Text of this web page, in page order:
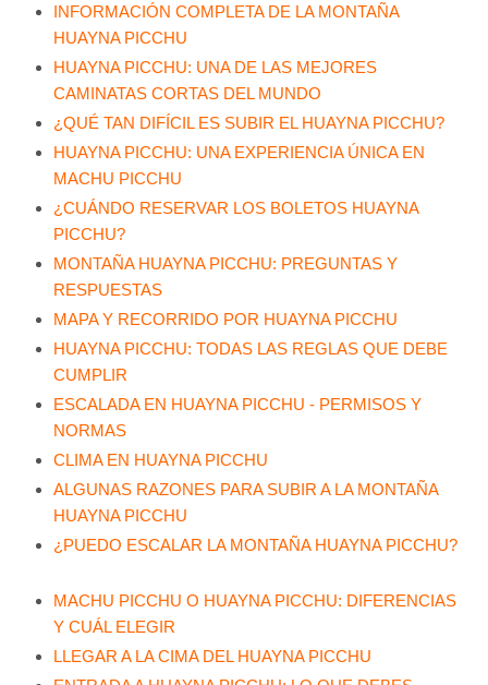
INFORMACIÓN COMPLETA DE LA MONTAÑA
HUAYNA PICCHU
HUAYNA PICCHU: UNA DE LAS MEJORES
CAMINATAS CORTAS DEL MUNDO
¿QUÉ TAN DIFÍCIL ES SUBIR EL HUAYNA PICCHU?
HUAYNA PICCHU: UNA EXPERIENCIA ÚNICA EN
MACHU PICCHU
¿CUÁNDO RESERVAR LOS BOLETOS HUAYNA
PICCHU?
MONTAÑA HUAYNA PICCHU: PREGUNTAS Y
RESPUESTAS
MAPA Y RECORRIDO POR HUAYNA PICCHU
HUAYNA PICCHU: TODAS LAS REGLAS QUE DEBE
CUMPLIR
ESCALADA EN HUAYNA PICCHU - PERMISOS Y
NORMAS
CLIMA EN HUAYNA PICCHU
ALGUNAS RAZONES PARA SUBIR A LA MONTAÑA
HUAYNA PICCHU
¿PUEDO ESCALAR LA MONTAÑA HUAYNA PICCHU?
MACHU PICCHU O HUAYNA PICCHU: DIFERENCIAS
Y CUÁL ELEGIR
LLEGAR A LA CIMA DEL HUAYNA PICCHU